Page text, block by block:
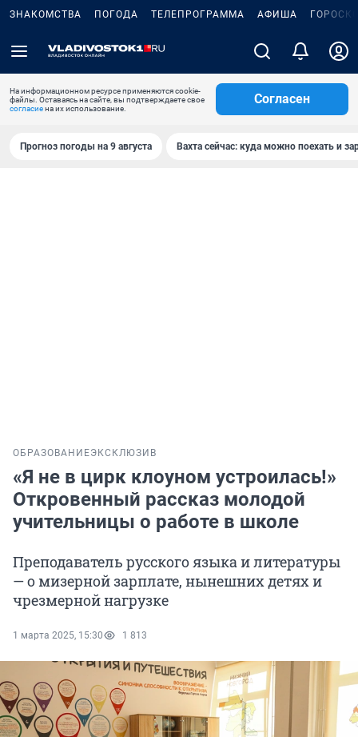
ЗНАКОМСТВА ПОГОДА ТЕЛЕПРОГРАММА АФИША
На информационном ресурсе применяются cookie-
файлы. Оставаясь на сайте, вы подтверждаете свое
согласиена их использование.
Согласен
Прогноз погоды на 9 августа Вахта сейчас: куда можно поехать и
ОБРАЗОВАНИЕЭКСКЛЮЗИВ
«Я не в цирк клоуном устроилась!»
Откровенный рассказ молодой
учительницы о работе в школе
Преподаватель русского языка и литературы
— о мизерной зарплате, нынешних детях и
чрезмерной нагрузке
1 марта 2025, 15:30 1 813